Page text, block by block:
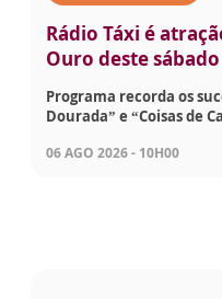
Rádio Táxi é
Ouro deste sábado
Programa recorda os
Dourada” e “Coisas de
06 AGO 2026 - 10H00